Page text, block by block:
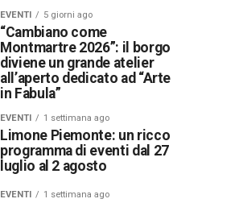
EVENTI 5 giorni ago
“Cambiano come
Montmartre 2026”: il borgo
diviene un grande atelier
all’aperto dedicato ad “Arte
in Fabula”
EVENTI 1 settimana ago
Limone Piemonte: un ricco
programma di eventi dal 27
luglio al 2 agosto
EVENTI 1 settimana ago